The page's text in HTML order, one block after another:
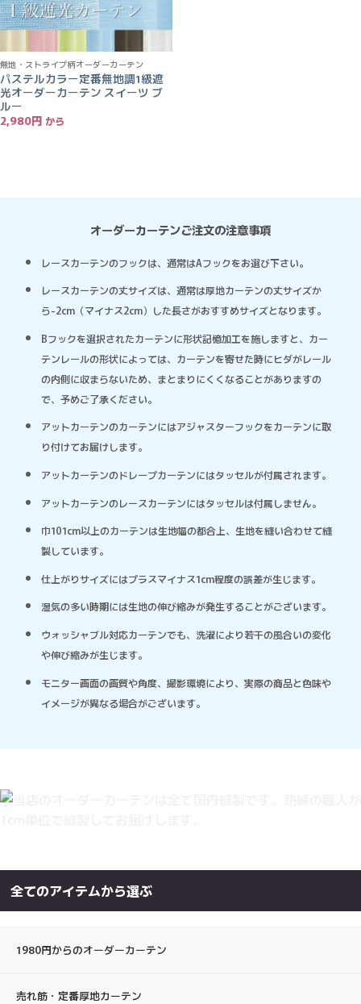
無地・ストライプ柄オーダーカーテン
パステルカラー定番無地調1級遮
光オーダーカーテン スイーツ ブ
ルー
2,980円
オーダーカーテンご注文の注意事項
レースカーテンのフックは、通常はAフックをお選び下さい。
レースカーテンの丈サイズは、通常は厚地カーテンの丈サイズか
ら-2cm（マイナス2cm）した長さがおすすめサイズとなります。
Bフックを選択されたカーテンに形状記憶加工を施しますと、カー
テンレールの形状によっては、カーテンを寄せた時にヒダがレール
の内側に収まらないため、まとまりにくくなることがありますの
で、予めご了承ください。
アットカーテンのカーテンにはアジャスターフックをカーテンに取
り付けてお届けします。
アットカーテンのドレープカーテンにはタッセルが付属されます。
アットカーテンのレースカーテンにはタッセルは付属しません。
巾101cm以上のカーテンは生地幅の都合上、生地を縫い合わせて縫
製しています。
仕上がりサイズにはプラスマイナス1cm程度の誤差が生じます。
湿気の多い時期には生地の伸び縮みが発生することがございます。
ウォッシャブル対応カーテンでも、洗濯により若干の風合いの変化
や伸び縮みが生じます。
モニター画面の画質や角度、撮影環境により、実際の商品と色味や
イメージが異なる場合がございます。
全てのアイテムから選ぶ
1980円からのオーダーカーテン
売れ筋・定番厚地カーテン